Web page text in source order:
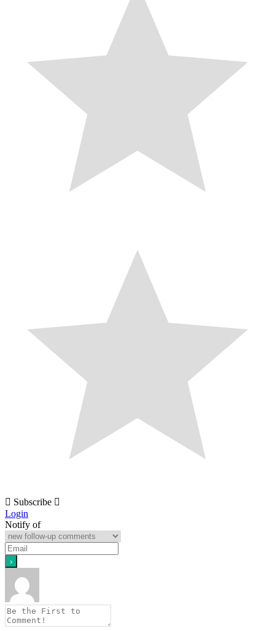
Subscribe
Login
Notify of